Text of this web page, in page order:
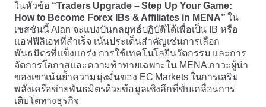
ในหัวข้อ “Traders Upgrade – Step Up Your Game:
How to Become Forex IBs & Affiliates in MENA” ใน
เซสชันนี้ Alan จะแบ่งปันกลยุทธ์ปฏิบัติได้เพื่อเป็น IB หรือ
แอฟฟิลิเอทที่สำเร็จ เน้นประเด็นสำคัญเช่นการเลือก
พันธมิตรที่แข็งแกร่ง การใช้เทคโนโลยีนวัตกรรม และการ
จัดการโอกาสและความท้าทายเฉพาะใน MENA ภาวะผู้นำ
ของเขาเน้นย้ำความมุ่งมั่นของ EC Markets ในการเสริม
พลังเครือข่ายพันธมิตรด้วยข้อมูลเชิงลึกที่ขับเคลื่อนการ
เติบโตทางธุรกิจ